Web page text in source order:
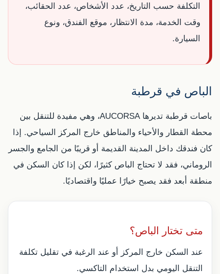
التكلفة حسب التاريخ، عدد الأشخاص، عدد الحقائب،
وقت الخدمة، مدة الانتظار، موقع الفندق، ونوع
السيارة.
الباص في قرطبة
باصات قرطبة تديرها AUCORSA، وهي مفيدة للتنقل بين
محطة القطار والأحياء والمناطق خارج المركز السياحي. إذا
كان فندقك داخل المدينة القديمة أو قريبًا من الجامع والجسر
الروماني، فقد لا تحتاج الباص كثيرًا، لكن إذا كان السكن في
منطقة أبعد فقد يصبح خيارًا عمليًا واقتصاديًا.
متى تختار الباص؟
عند السكن خارج المركز أو عند الرغبة في تقليل تكلفة
التنقل اليومي بدل استخدام التاكسي.